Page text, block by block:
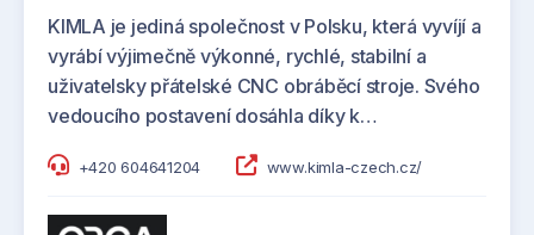
KIMLA je jediná společnost v Polsku, která vyvíjí a
vyrábí výjimečně výkonné, rychlé, stabilní a
uživatelsky přátelské CNC obráběcí stroje. Svého
vedoucího postavení dosáhla díky k…
+420 604641204 www.kimla-czech.cz/